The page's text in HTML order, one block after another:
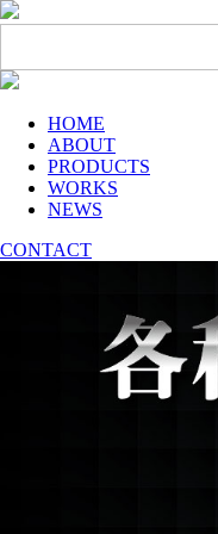
HOME
ABOUT
PRODUCTS
WORKS
NEWS
CONTACT